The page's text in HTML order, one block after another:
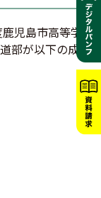
児島市高等学
部が以下の成